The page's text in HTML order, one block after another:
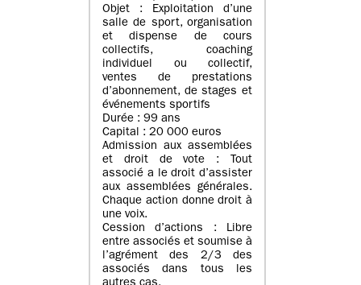
Objet : Exploitation d’une
salle de sport, organisation
et dispense de cours
collectifs, coaching
individuel ou collectif,
ventes de prestations
d’abonnement, de stages et
événements sportifs
Durée : 99 ans
Capital : 20 000 euros
Admission aux assemblées
et droit de vote : Tout
associé a le droit d’assister
aux assemblées générales.
Chaque action donne droit à
une voix.
Cession d’actions : Libre
entre associés et soumise à
l’agrément des 2/3 des
associés dans tous les